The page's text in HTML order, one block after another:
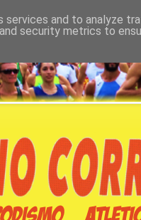
and to analyze
security metrics to